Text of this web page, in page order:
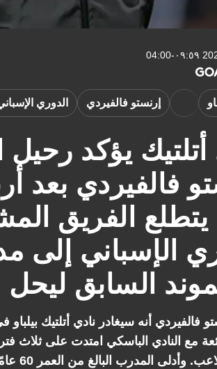
أتلتيك يؤكد
فالفيردي بعد
يتطلع الفريق
الإسباني إلى
السابق
إرنستو فالفيردي الدوري
فالفيردي أنه سيغادر نادي أتلتيك
مع النادي الباسكي امتدت على ثلاث
مواسم